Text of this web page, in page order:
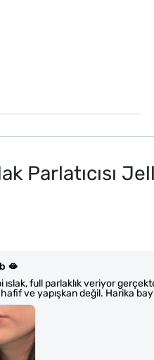
Parlatıcısı
🫦
ıslak, full parlaklık veriyor
hafif ve yapışkan değil. Harika